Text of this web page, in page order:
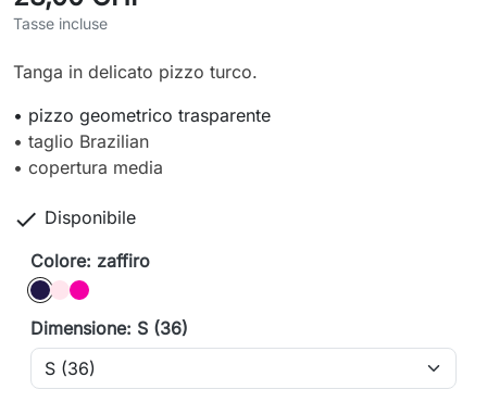
Tasse incluse
Tanga in delicato pizzo turco.
• pizzo geometrico trasparente
• taglio Brazilian
• copertura media
 Disponibile
Colore: zaffiro
zaffiro
rosalampone
Dimensione: S (36)